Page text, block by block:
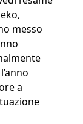
messo
a